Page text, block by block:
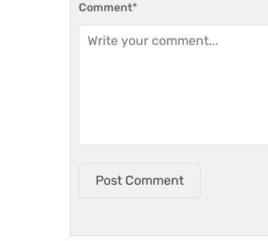
Comment*
Post Comment